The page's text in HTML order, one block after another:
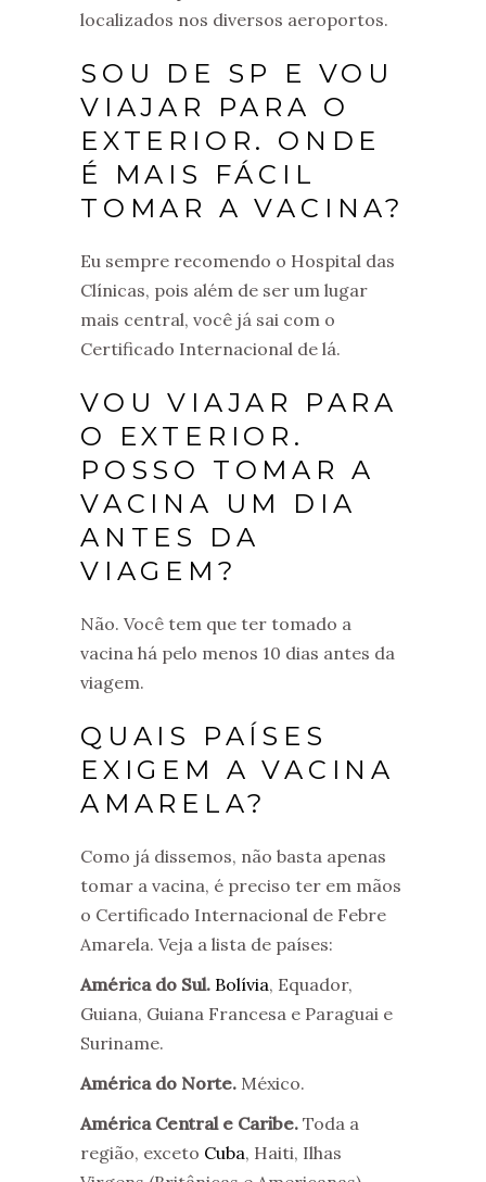
localizados nos diversos aeroportos.
SOU DE SP E VOU
VIAJAR PARA O
EXTERIOR. ONDE
É MAIS FÁCIL
TOMAR A VACINA?
Eu sempre recomendo o Hospital das
Clínicas, pois além de ser um lugar
mais central, você já sai com o
Certificado Internacional de lá.
VOU VIAJAR PARA
O EXTERIOR.
POSSO TOMAR A
VACINA UM DIA
ANTES DA
VIAGEM?
Não. Você tem que ter tomado a
vacina há pelo menos 10 dias antes da
viagem.
QUAIS PAÍSES
EXIGEM A VACINA
AMARELA?
Como já dissemos, não basta apenas
tomar a vacina, é preciso ter em mãos
o Certificado Internacional de Febre
Amarela. Veja a lista de países:
América do Sul. Bolívia, Equador,
Guiana, Guiana Francesa e Paraguai e
Suriname.
América do Norte. México.
América Central e Caribe. Toda a
região, exceto Cuba, Haiti, Ilhas